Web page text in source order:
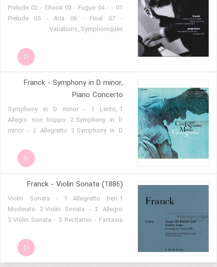
01 - Prelude 02 - Choral 03 - Fugue 04 -
Prelude 05 - Aria 06 - Final 07 -
Variations_Symphoniques
Franck - Symphony in D minor,
Piano Concerto
1.Symphony in D minor - 1 Lento,
Allegro non troppo 2.Symphony in D
minor - 2 Allegretto 3.Symphony in D
Concerto No 2 in G minor - 1 Allegro
maestoso 5.Piano Concerto No 2 in G
in G minor - 3 Rondo - Allegro
Franck - Violin Sonata (1886)
1.Violin Sonata - 1 Allegretto ben
Moderato 2.Violin Sonata - 2 Allegro
3.Violin Sonata - 3 Recitativo - Fantasia
mosso 5.Grand Caprice 6.Les djinns